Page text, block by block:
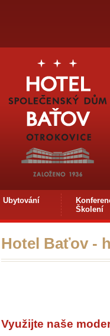
Ubytování
Školení
Hotel Baťov -
Využijte naše